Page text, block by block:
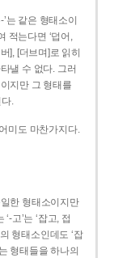
­’는 같은 형태소이
적는다면 ‘덥어,
], [더브며]로 읽히
낼 수 없다. 그러
지만 그 형태를
다.
미도 마찬가지다.
일한 형태소이지만
고’는 ‘잡고, 접
형태소인데도 ‘잡
형태들을 하나의